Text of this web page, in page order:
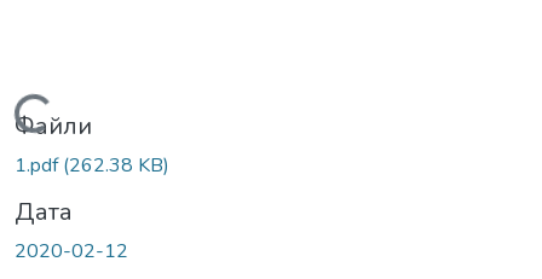
Вантажиться...
Файли
1.pdf(262.38 KB)
Дата
2020-02-12